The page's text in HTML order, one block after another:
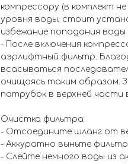
компрессору (в комплект
уровня воды, стоит
избежание попадания воды
- После включения
аэрлифтный фильтр.
всасываться
очищаясь таким образом.
патрубок в верхней части
Очистка фильтра:
- Отсоедините шланг от
- Аккуратно выньте
- Слейте немного воды из